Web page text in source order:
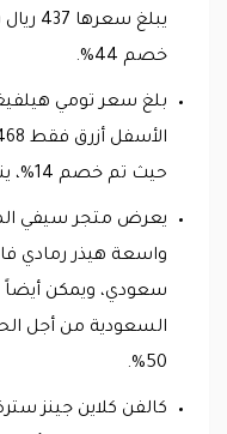
خصم 44%.
بلغ سعر تومي
حيث تم خصم 14%، ينصح باستخدام كوبون سيفي.
يعرض متجر سيفي
سعودي، ويمكن
السعودية من أجل
50%.
كالفن كلاين جينز